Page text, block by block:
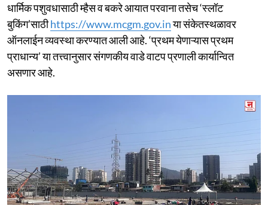
धार्मिक पशुवधासाठी म्हैस व बकरे आयात परवाना तसेच ‘स्लॉट
बुकिंग’साठीhttps://www.mcgm.gov.inया संकेतस्थळावर
ऑनलाईन व्यवस्था करण्यात आली आहे. ‘प्रथम येणाऱ्यास प्रथम
प्राधान्य’ या तत्त्वानुसार संगणकीय वाडे वाटप प्रणाली कार्यान्वित
असणार आहे.